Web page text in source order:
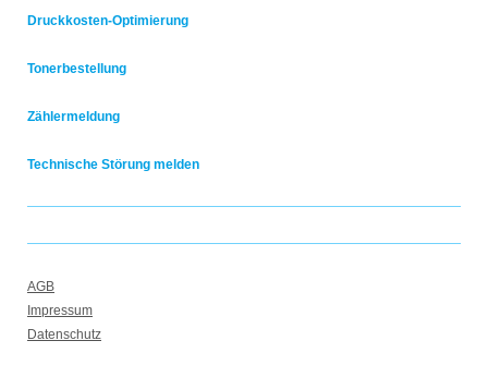
Druckkosten-Optimierung
Tonerbestellung
Zählermeldung
Technische Störung melden
AGB
Impressum
Datenschutz